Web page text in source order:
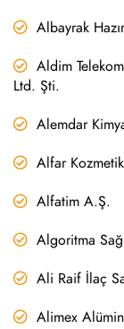
Albayrak
Aldim
Ltd. Şti.
Alemdar
Alfar
Alfatim A.Ş.
Algoritma
Ali Raif İlaç
Alimex